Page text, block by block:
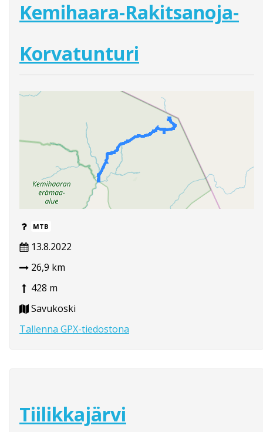
Kemihaara-Rakitsanoja-
Korvatunturi
MTB
13.8.2022
26,9 km
428 m
Savukoski
Tallenna GPX-tiedostona
Tiilikkajärvi